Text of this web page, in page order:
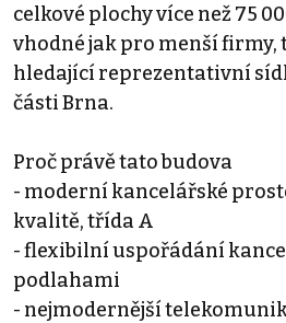
celkové plochy více než 75
vhodné jak pro menší firmy,
hledající reprezentativní
části Brna.
Proč právě tato budova
- moderní kancelářské
kvalitě, třída A
- flexibilní uspořádání
podlahami
- nejmodernější